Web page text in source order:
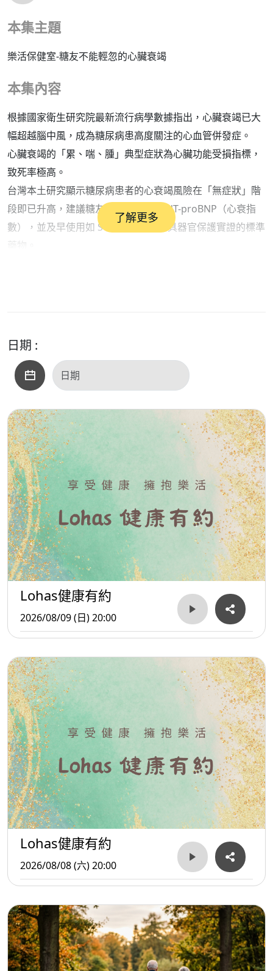
本集主題
樂活保健室-糖友不能輕忽的心臟衰竭
本集內容
根據國家衛生研究院最新流行病學數據指出，心臟衰竭已大
幅超越腦中風，成為糖尿病患高度關注的心血管併發症。
心臟衰竭的「累、喘、腫」典型症狀為心臟功能受損指標，
致死率極高。
台灣本土研究顯示糖尿病患者的心衰竭風險在「無症狀」階
段即已升高，建議糖友每年精準檢測 NT-proBNP（心衰指
數），並及早使用如 SGLT2 抑制劑等具器官保護實證的標準
藥物。
了解更多
日期 :
Lohas健康有約
2026/08/09 (日) 20:00
Lohas健康有約
2026/08/08 (六) 20:00